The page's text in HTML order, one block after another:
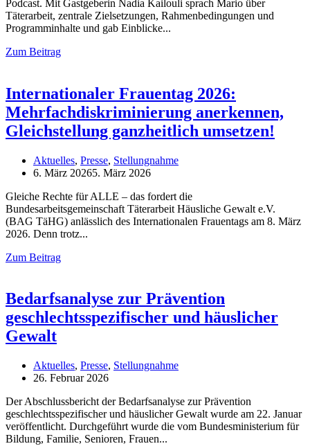
Podcast. Mit Gastgeberin Nadia Kailouli sprach Mario über
Täterarbeit, zentrale Zielsetzungen, Rahmenbedingungen und
Programminhalte und gab Einblicke
Zum Beitrag
Internationaler Frauentag 2026:
Mehrfachdiskriminierung anerkennen,
Gleichstellung ganzheitlich umsetzen!
Aktuelles, Presse, Stellungnahme
6. März 20265. März 2026
Gleiche Rechte für ALLE – das fordert die
Bundesarbeitsgemeinschaft Täterarbeit Häusliche Gewalt e.V.
(BAG TäHG) anlässlich des Internationalen Frauentags am 8. März
2026. Denn trotz
Zum Beitrag
Bedarfsanalyse zur Prävention
geschlechtsspezifischer und häuslicher
Gewalt
Aktuelles, Presse, Stellungnahme
26. Februar 2026
Der Abschlussbericht der Bedarfsanalyse zur Prävention
geschlechtsspezifischer und häuslicher Gewalt wurde am 22. Januar
veröffentlicht. Durchgeführt wurde die vom Bundesministerium für
Bildung, Familie, Senioren, Frauen